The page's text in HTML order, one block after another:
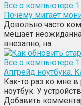
Все о компьютере 1
Почему мигает
Довольно часто
мешает
внезапно, на
Все о компьютере 1
Апгрейд ноутбука.
Как-то раз ко мне
ноутбук. У
Добавить